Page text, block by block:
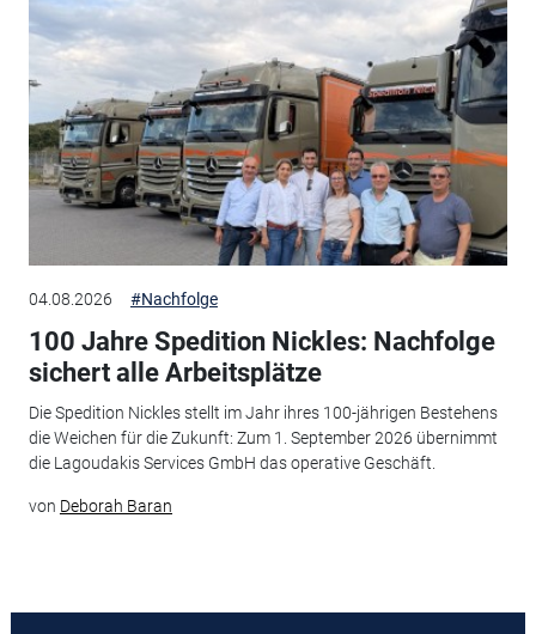
04.08.2026 #Nachfolge
100 Jahre Spedition Nickles: Nachfolge
sichert alle Arbeitsplätze
Die Spedition Nickles stellt im Jahr ihres 100-jährigen Bestehens
die Weichen für die Zukunft: Zum 1. September 2026 übernimmt
die Lagoudakis Services GmbH das operative Geschäft.
von Deborah Baran